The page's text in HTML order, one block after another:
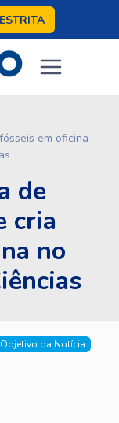
em oficina
de
cria
no
Objetivo da Notícia